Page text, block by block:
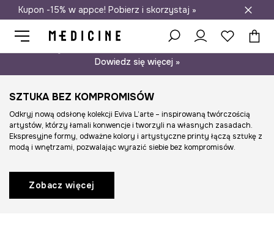
Darmowa dostawa do salonów
Kupon -15% w appce! Pobierz i skorzystaj »
Dowiedz się więcej »
SZTUKA BEZ KOMPROMISÓW
Odkryj nową odsłonę kolekcji Eviva L’arte – inspirowaną twórczością
artystów, którzy łamali konwencje i tworzyli na własnych zasadach.
Ekspresyjne formy, odważne kolory i artystyczne printy łączą sztukę z
modą i wnętrzami, pozwalając wyrazić siebie bez kompromisów.
Zobacz więcej